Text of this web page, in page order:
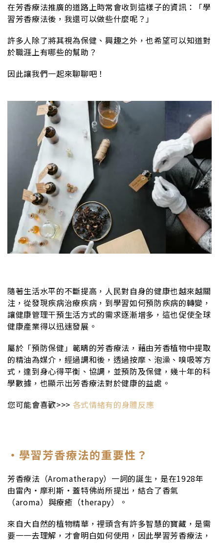
在芳香療法推廣的道路上時常會收到這樣子的資訊：「學
習芳香療法後，我還可以做些什麼呢？」
許多人除了將其視為保健、興趣之外，也希望可以知道對
於職涯上有哪些的幫助？
因此讓我們一起來聊聊吧！
隨著生活水平的不斷提高，人民對自身的健康也越來越關
注，從發現疾病治療疾病，到學習如何預防疾病的轉變，
讓健康管理干預生活方式的需求逐漸增多，這也促使全球
健康產業得以迅速發展。
屬於「預防保健」範疇的芳香療法，藉由芳香植物中提取
的精油為媒介，經過調和後，透過按摩、泡澡、嗅吸等方
式，達到身心得平衡、協調，並預防及保健，幾十年的科
學數據，也顯示出芳香療法對於健康的益處。
您可能會喜歡>>> 各式情緒有的身體反應
・學習芳香療法的重要性？
芳香療法（Aromatherapy）一詞的誕生，是在1928年
由雷內・摩利斯・蓋特佛尚所提出，結合了香氣
（aroma）與療癒（therapy）。
來自大自然的植物精華，裡頭含有許多智慧的寶藏，是需
要一一去理解，才會明白如何使用，因此學習芳香療法，